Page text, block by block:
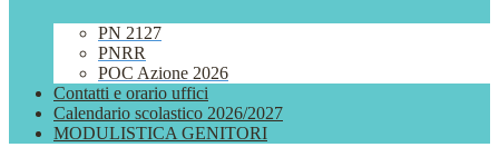
PN 2127
PNRR
POC Azione 2026
Contatti e orario uffici
Calendario scolastico 2026/2027
MODULISTICA GENITORI